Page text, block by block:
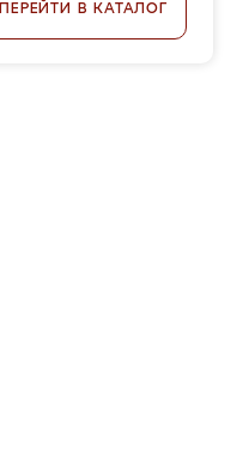
ПЕРЕЙТИ В КАТАЛОГ